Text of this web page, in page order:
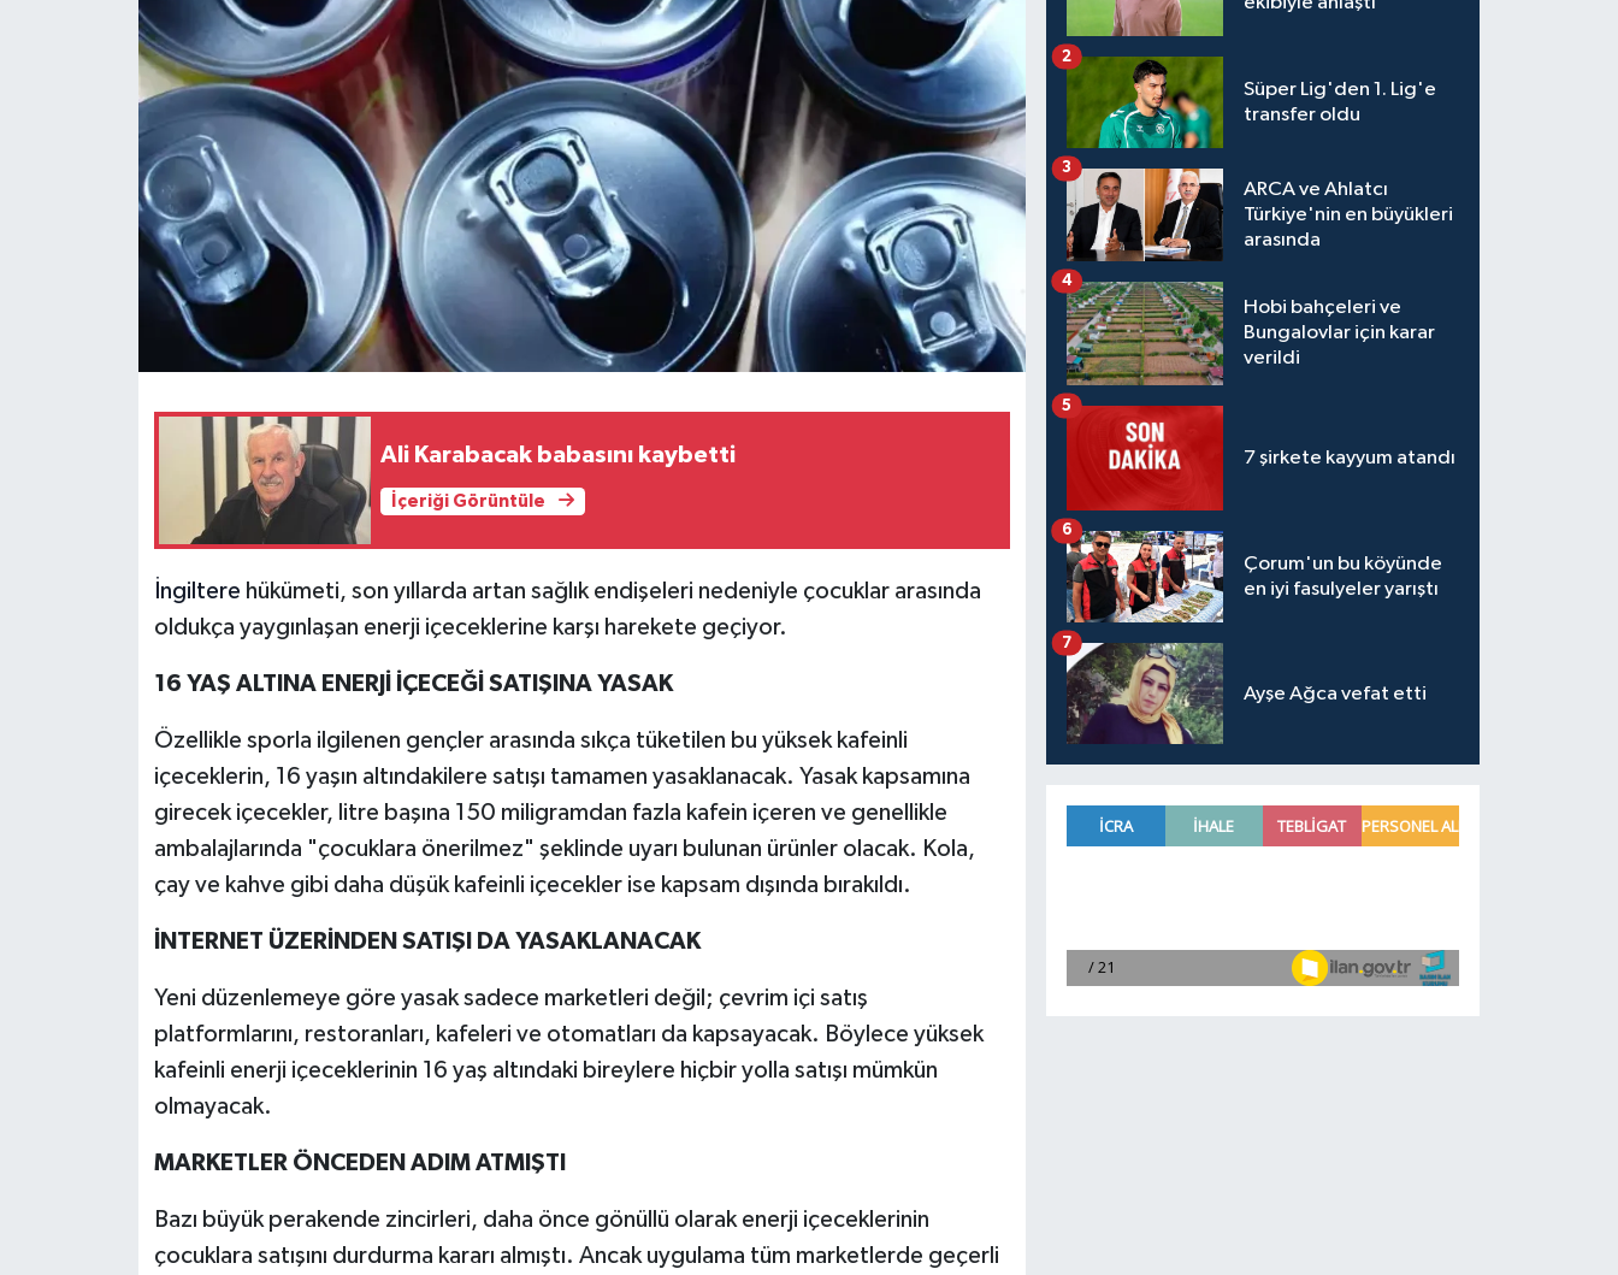
Ali Karabacak babasını kaybetti
İçeriği Görüntüle
İngiltere hükümeti, son yıllarda artan sağlık endişeleri nedeniyle çocuklar arasında
oldukça yaygınlaşan enerji içeceklerine karşı harekete geçiyor.
16 YAŞ ALTINA ENERJİ İÇECEĞİ SATIŞINA YASAK
Özellikle sporla ilgilenen gençler arasında sıkça tüketilen bu yüksek kafeinli
içeceklerin, 16 yaşın altındakilere satışı tamamen yasaklanacak. Yasak kapsamına
girecek içecekler, litre başına 150 miligramdan fazla kafein içeren ve genellikle
ambalajlarında "çocuklara önerilmez" şeklinde uyarı bulunan ürünler olacak. Kola,
çay ve kahve gibi daha düşük kafeinli içecekler ise kapsam dışında bırakıldı.
İNTERNET ÜZERİNDEN SATIŞI DA YASAKLANACAK
Yeni düzenlemeye göre yasak sadece marketleri değil; çevrim içi satış
platformlarını, restoranları, kafeleri ve otomatları da kapsayacak. Böylece yüksek
kafeinli enerji içeceklerinin 16 yaş altındaki bireylere hiçbir yolla satışı mümkün
olmayacak.
MARKETLER ÖNCEDEN ADIM ATMIŞTI
Bazı büyük perakende zincirleri, daha önce gönüllü olarak enerji içeceklerinin
çocuklara satışını durdurma kararı almıştı. Ancak uygulama tüm marketlerde geçerli
Süper Lig'den 1. Lig'e
transfer oldu
2
ARCA ve Ahlatcı
Türkiye'nin en büyükleri
arasında
3
Hobi bahçeleri ve
Bungalovlar için karar
verildi
4
7 şirkete kayyum atandı
5
Çorum'un bu köyünde
en iyi fasulyeler yarıştı
6
Ayşe Ağca vefat etti
7
İLÇELER
OTOPARK
TEKNOLOJİ